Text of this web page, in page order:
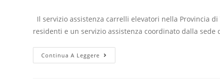
Il servizio assistenza carrelli elevatori nella Provincia
residenti e un servizio assistenza coordinato dalla
Continua A Leggere